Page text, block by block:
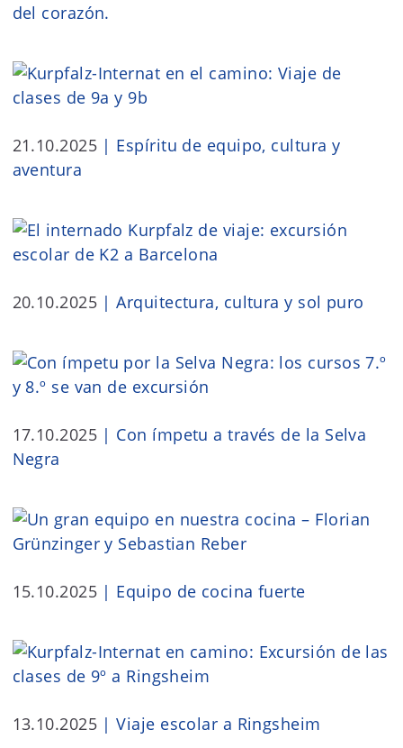
del corazón.
21.10.2025 | Espíritu de equipo, cultura y
aventura
20.10.2025 |Arquitectura, cultura y sol puro
17.10.2025 | Con ímpetu a través de la Selva
Negra
15.10.2025 | Equipo de cocina fuerte
13.10.2025 |Viaje escolar a Ringsheim